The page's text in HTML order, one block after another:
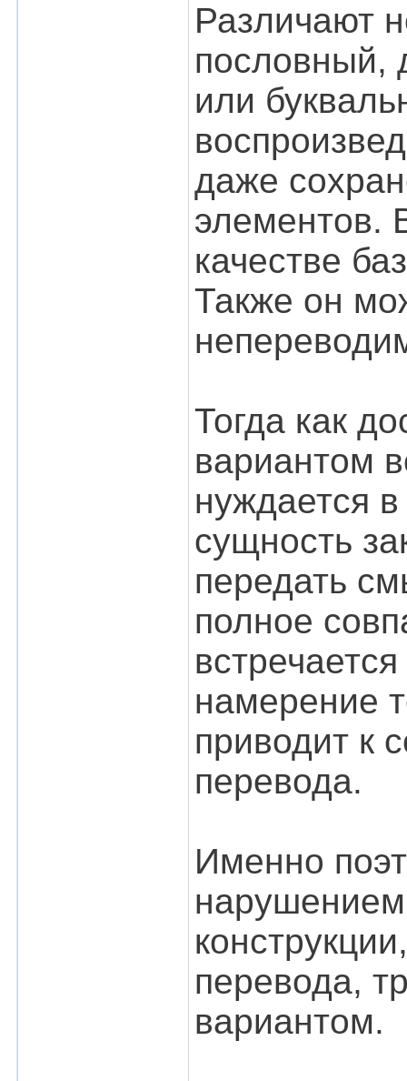
Различают
пословный,
или
даже
элементов.
качестве
Также он
Тогда как
вариантом
нуждается
сущность
передать
полное
намерение
приводит к
перевода.
Именно
нарушением
перевода,
вариантом.